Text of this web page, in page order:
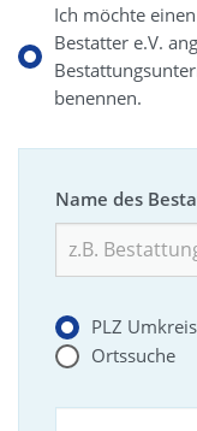
Ich möchte
Bestatter e.V.
benennen.
Name des
PLZ
Ortssuche